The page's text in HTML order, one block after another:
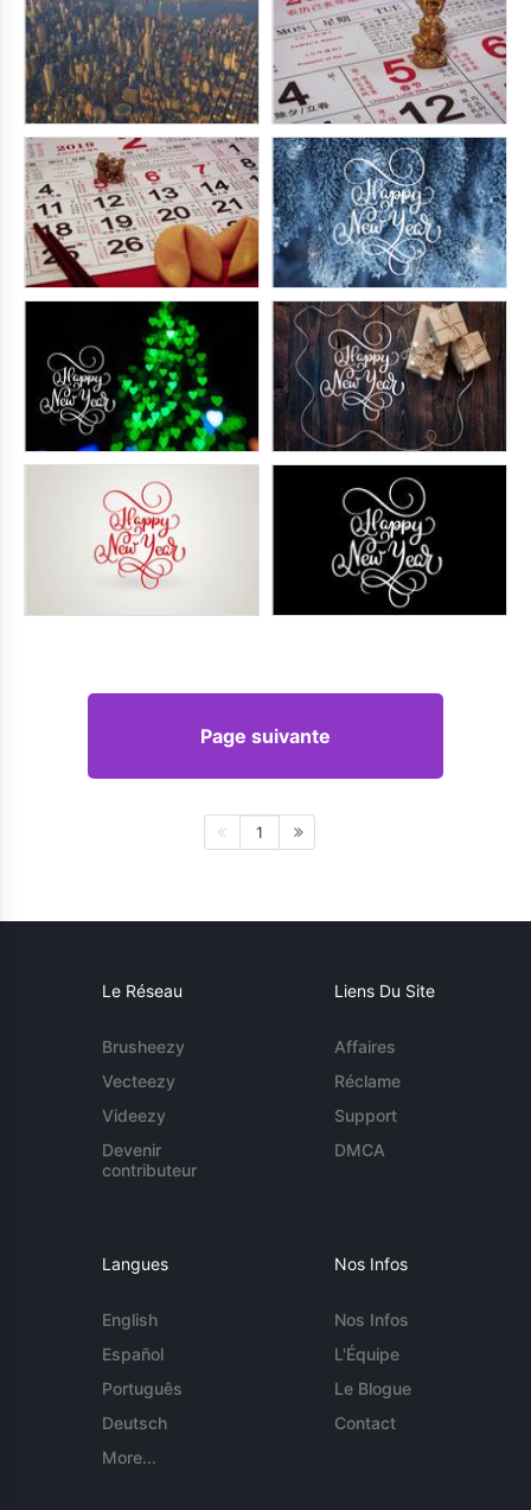
Page suivante
1
Le Réseau
Brusheezy
Vecteezy
Videezy
Devenir
contributeur
Liens Du Site
Affaires
Réclame
Support
DMCA
Langues
English
Español
Português
Deutsch
More...
Nos Infos
Nos Infos
L'Équipe
Le Blogue
Contact